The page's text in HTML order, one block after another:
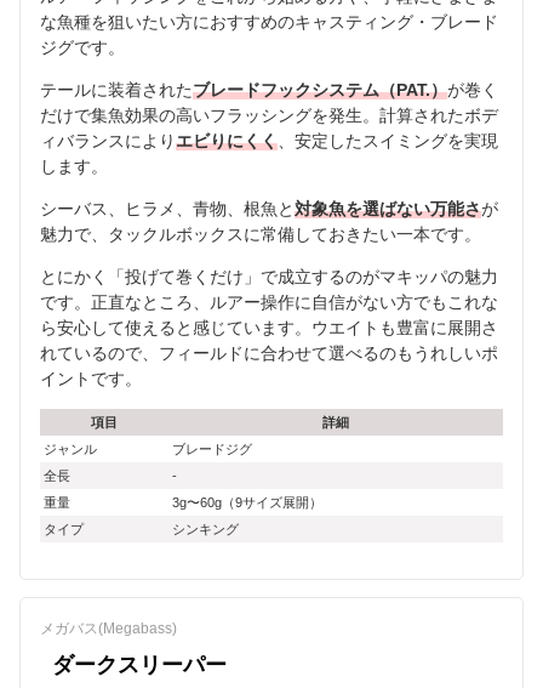
な魚種を狙いたい方におすすめのキャスティング・ブレード
ジグです。
テールに装着されたブレードフックシステム（PAT.）が巻く
だけで集魚効果の高いフラッシングを発生。計算されたボデ
ィバランスによりエビりにくく 、安定したスイミングを実現
します。
シーバス、ヒラメ、青物、根魚と対象魚を選ばない万能さが
魅力で、タックルボックスに常備しておきたい一本です。
とにかく「投げて巻くだけ」で成立するのがマキッパの魅力
です。正直なところ、ルアー操作に自信がない方でもこれな
ら安心して使えると感じています。ウエイトも豊富に展開さ
れているので、フィールドに合わせて選べるのもうれしいポ
イントです。
項目
詳細
ジャンル
ブレードジグ
全長
-
重量
3g〜60g（9サイズ展開）
タイプ
シンキング
メガバス(Megabass)
ダークスリーパー